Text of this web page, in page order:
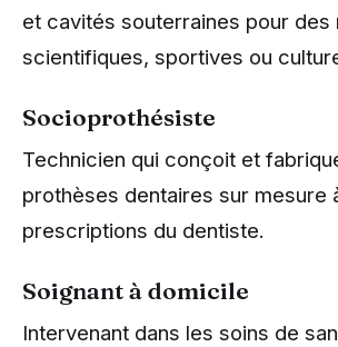
et cavités souterraines pour des
scientifiques, sportives ou
Socioprothésiste
Technicien qui conçoit et
prothèses dentaires sur mesure
prescriptions du dentiste.
Soignant à domicile
Intervenant dans les soins de